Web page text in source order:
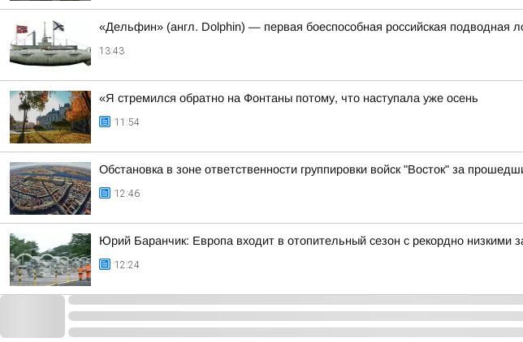
«Дельфин» (англ. Dolphin) — первая боеспособная российская подводная
13:43
«Я стремился обратно на Фонтаны потому, что наступала уже осень
11:54
Обстановка в зоне ответственности группировки войск "Восток" за
12:46
Юрий Баранчик: Европа входит в отопительный сезон с рекордно
12:24